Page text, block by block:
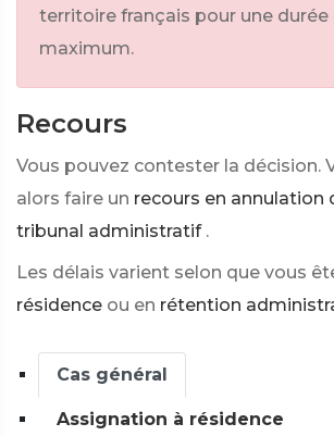
territoire français pour une durée
maximum.
Recours
Vous pouvez contester la décision.
alors faire un recours en annulation
tribunal administratif .
Les délais varient selon que vous
résidence ou en rétention
Cas général
Assignation à résidence